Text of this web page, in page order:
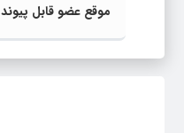
موقع عضو قابل پیوند